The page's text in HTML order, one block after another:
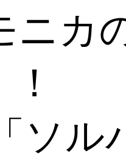
ニカ
ソル